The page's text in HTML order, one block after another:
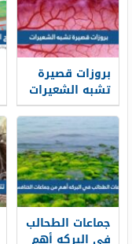
بروزات قصيرة
تشبه الشعيرات
جماعات الطحالب
في البركه أهم